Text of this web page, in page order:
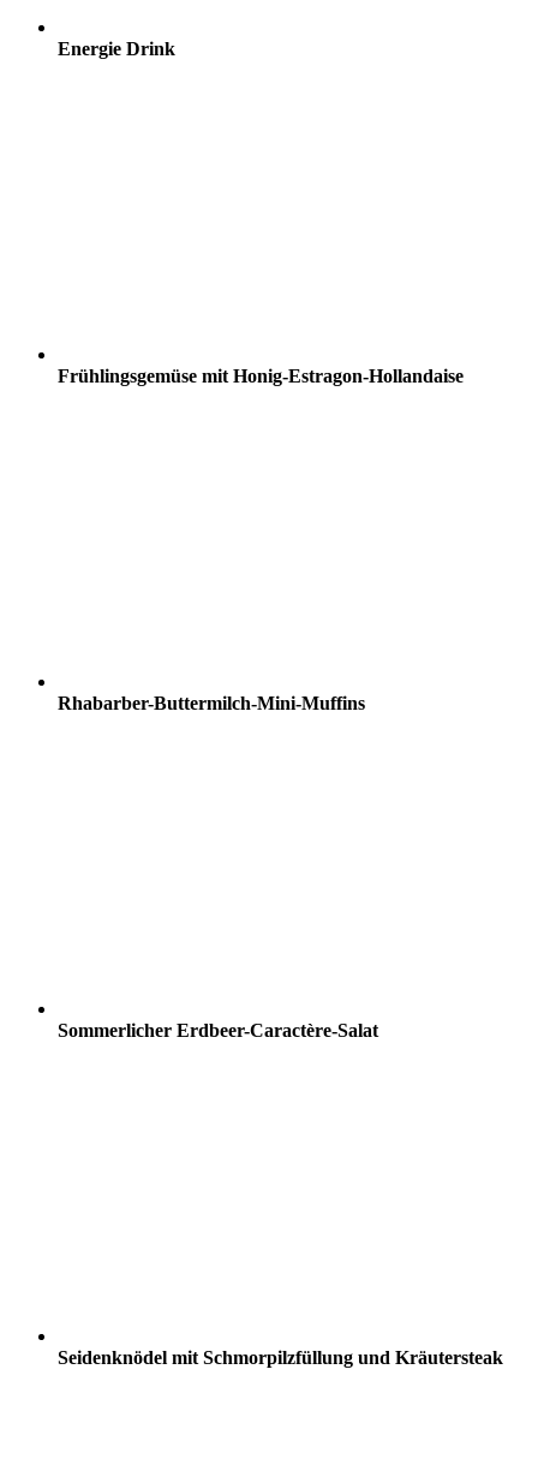
Energie Drink
Frühlingsgemüse mit Honig-Estragon-Hollandaise
Rhabarber-Buttermilch-Mini-Muffins
Sommerlicher Erdbeer-Caractère-Salat
Seidenknödel mit Schmorpilzfüllung und Kräutersteak